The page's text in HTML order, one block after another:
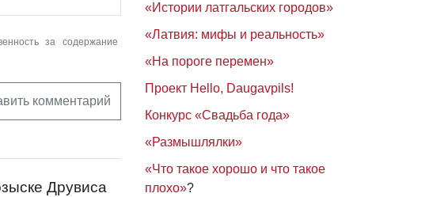
за содержание
комментарий
Друвиса
«Истории латгальских городов»
«Латвия: мифы и реальность»
«На пороге перемен»
Проект Hello, Daugavpils!
Конкурс «Свадьба года»
«Размышлялки»
«Что такое хорошо и что такое
плохо»?